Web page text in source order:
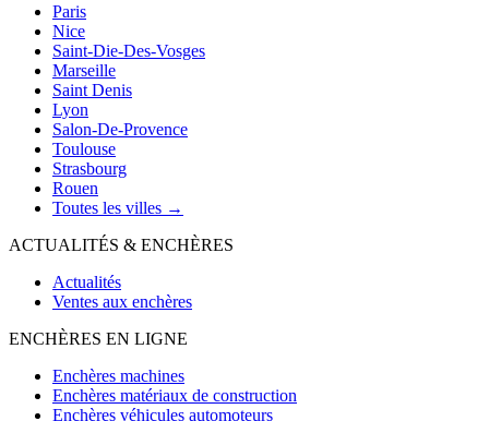
Paris
Nice
Saint-Die-Des-Vosges
Marseille
Saint Denis
Lyon
Salon-De-Provence
Toulouse
Strasbourg
Rouen
Toutes les villes →
ACTUALITÉS & ENCHÈRES
Actualités
Ventes aux enchères
ENCHÈRES EN LIGNE
Enchères machines
Enchères matériaux de construction
Enchères véhicules automoteurs